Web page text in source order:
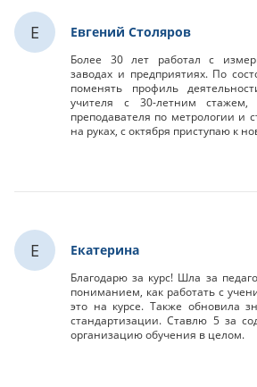
Е Евгений Столяров
Более 30 лет работал с
заводах и предприятиях. По
поменять профиль
учителя с 30-летним
преподавателя по метрологии и
на руках, с октября приступаю к
Е Екатерина
Благодарю за курс! Шла за
пониманием, как работать с
это на курсе. Также обновила
стандартизации. Ставлю 5 за
организацию обучения в целом.